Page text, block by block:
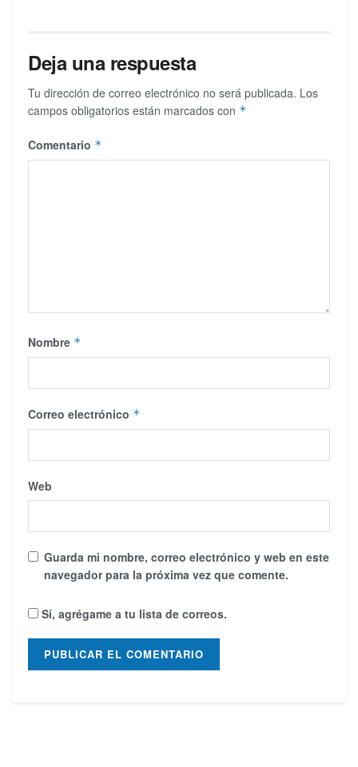
Deja una respuesta
Tu dirección de correo electrónico no será publicada. Los
campos obligatorios están marcados con *
Comentario *
Nombre *
Correo electrónico *
Web
Guarda mi nombre, correo electrónico y web en este
navegador para la próxima vez que comente.
Sí, agrégame a tu lista de correos.